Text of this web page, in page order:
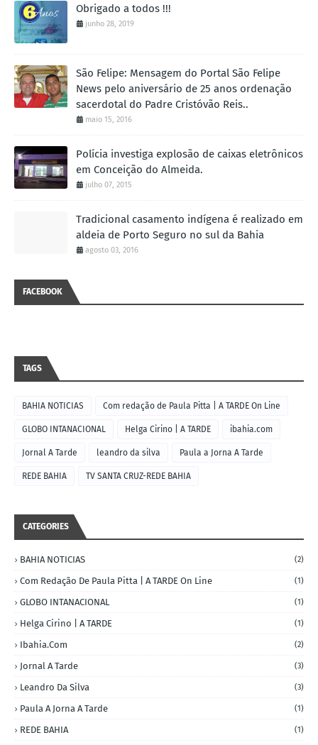
Obrigado a todos !!!
junho 28, 2019
São Felipe: Mensagem do Portal São Felipe
News pelo aniversário de 25 anos ordenação
sacerdotal do Padre Cristóvão Reis..
maio 15, 2016
Polícia investiga explosão de caixas eletrônicos
em Conceição do Almeida.
julho 07, 2015
Tradicional casamento indígena é realizado em
aldeia de Porto Seguro no sul da Bahia
agosto 03, 2016
FACEBOOK
TAGS
BAHIA NOTICIAS Com redação de Paula Pitta | A TARDE On Line
GLOBO INTANACIONAL Helga Cirino | A TARDE ibahia.com
Jornal A Tarde leandro da silva Paula a Jorna A Tarde
REDE BAHIA TV SANTA CRUZ-REDE BAHIA
CATEGORIES
BAHIA NOTICIAS (2)
Com Redação De Paula Pitta | A TARDE On Line (1)
GLOBO INTANACIONAL (1)
Helga Cirino | A TARDE (1)
Ibahia.com (2)
Jornal A Tarde (3)
Leandro Da Silva (3)
Paula A Jorna A Tarde (1)
REDE BAHIA (1)